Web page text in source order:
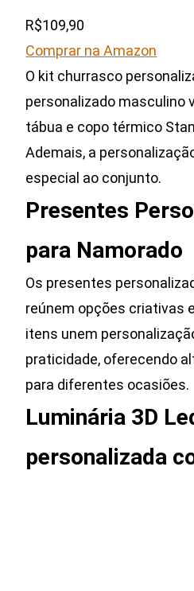
R$109,90
Comprar na Amazon
O kit churrasco
personalizado masculino
tábua e copo térmico
Ademais, a
especial ao conjunto.
Presentes
para Namorado
Os presentes
reúnem opções criativas
itens unem
praticidade, oferecendo
para diferentes ocasiões.
Luminária 3D
personalizada